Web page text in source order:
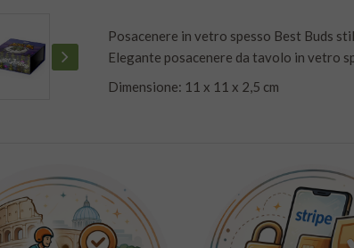
Posacenere in vetro spesso Best Buds
Elegante posacenere da tavolo in vetro
Dimensione: 11 x 11 x 2,5 cm